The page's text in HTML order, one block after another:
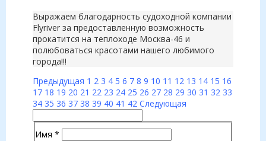
Выражаем благодарность судоходной компании
Flyriver за предоставленную возможность
прокатится на теплоходе Москва-46 и
полюбоваться красотами нашего любимого
города!!!
Предыдущая 1 2 3 4 5 6 7 8 9 10 11 12 13 14 15 16
17 18 19 20 21 22 23 24 25 26 27 28 29 30 31 32 33
34 35 36 37 38 39 40 41 42 Следующая
Имя *